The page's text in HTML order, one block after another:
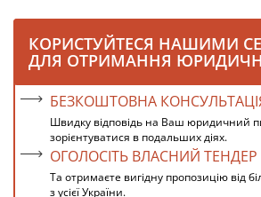
КОРИСТУЙТЕСЯ НАШИМИ
ДЛЯ ОТРИМАННЯ
БЕЗКОШТОВНА
Швидку відповідь на Ваш юридичний
зорієнтуватися в подальших діях.
ОГОЛОСІТЬ ВЛАСНИЙ ТЕНДЕР
Та отримаєте вигідну пропозицію від
з усієї України.